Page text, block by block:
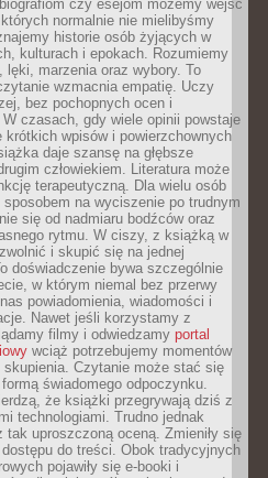
czy esejom możemy wejść
normalnie nie mielibyśmy
historie osób żyjących w
kulturach i epokach. Rozumiemy
lęki, marzenia oraz wybory. To
wzmacnia empatię. Uczy
bez pochopnych ocen i
czasach, gdy wiele opinii powstaje
krótkich wpisów i powierzchownych
daje szansę na głębsze
człowiekiem. Literatura może
terapeutyczną. Dla wielu osób
na wyciszenie po trudnym
się od nadmiaru bodźców oraz
rytmu. W ciszy, z książką w
i skupić się na jednej
doświadczenie bywa szczególnie
w którym niemal bez przerwy
powiadomienia, wiadomości i
Nawet jeśli korzystamy z
filmy i odwiedzamy portal
wciąż potrzebujemy momentów
skupienia. Czytanie może stać się
formą świadomego odpoczynku.
że książki przegrywają dziś z
technologiami. Trudno jednak
tak uproszczoną oceną. Zmieniły się
do treści. Obok tradycyjnych
pojawiły się e-booki i